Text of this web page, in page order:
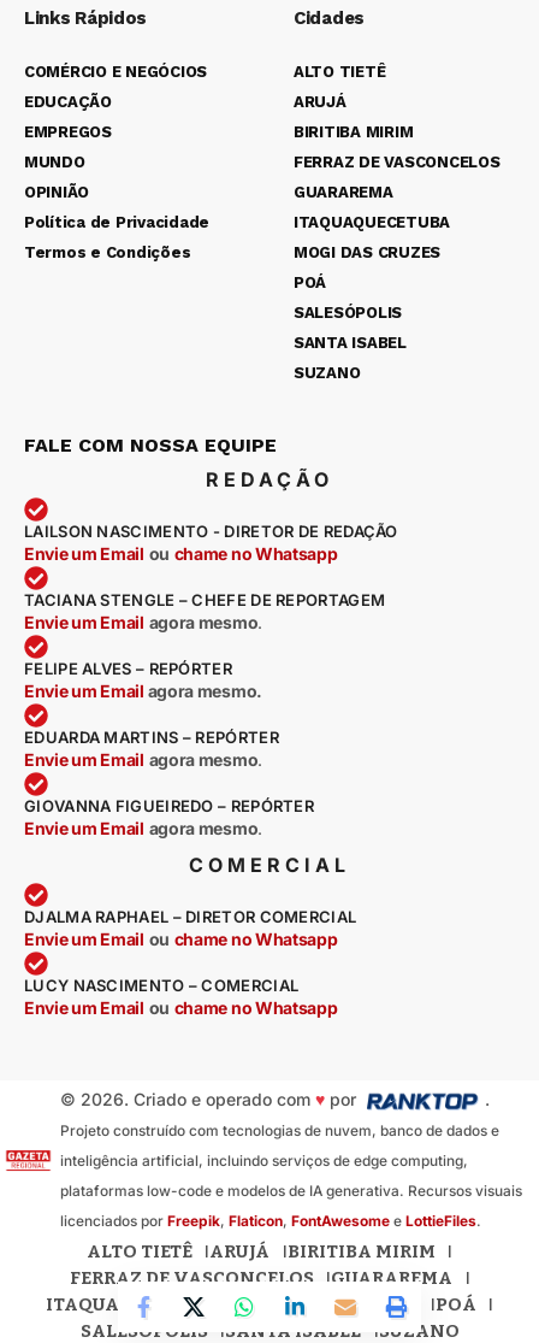
Links Rápidos
COMÉRCIO E NEGÓCIOS
EDUCAÇÃO
EMPREGOS
MUNDO
OPINIÃO
Política de Privacidade
Termos e Condições
Cidades
ALTO TIETÊ
ARUJÁ
BIRITIBA MIRIM
FERRAZ DE VASCONCELOS
GUARAREMA
ITAQUAQUECETUBA
MOGI DAS CRUZES
POÁ
SALESÓPOLIS
SANTA ISABEL
SUZANO
FALE COM NOSSA EQUIPE
REDAÇÃO
LAILSON NASCIMENTO - DIRETOR DE REDAÇÃO
Envie um Email ou chame no Whatsapp
TACIANA STENGLE – CHEFE DE REPORTAGEM
Envie um Email agora mesmo.
FELIPE ALVES – REPÓRTER
Envie um Email agora mesmo.
EDUARDA MARTINS – REPÓRTER
Envie um Email agora mesmo.
GIOVANNA FIGUEIREDO – REPÓRTER
Envie um Email agora mesmo.
COMERCIAL
DJALMA RAPHAEL – DIRETOR COMERCIAL
Envie um Email ou chame no Whatsapp
LUCY NASCIMENTO – COMERCIAL
Envie um Email ou chame no Whatsapp
© 2026. Criado e operado com ♥por .
Projeto construído com tecnologias de nuvem, banco de dados e
inteligência artificial, incluindo serviços de edge computing,
plataformas low-code e modelos de IA generativa. Recursos visuais
licenciados por Freepik, Flaticon, FontAwesomee LottieFiles.
ALTO TIETÊ ARUJÁ
BIRITIBA MIRIM
FERRAZ DE VASCONCELOS
GUARAREMA
ITAQUAQUECETUBA
MOGI DAS CRUZES
POÁ
SALESÓPOLIS
SANTA ISABEL SUZANO